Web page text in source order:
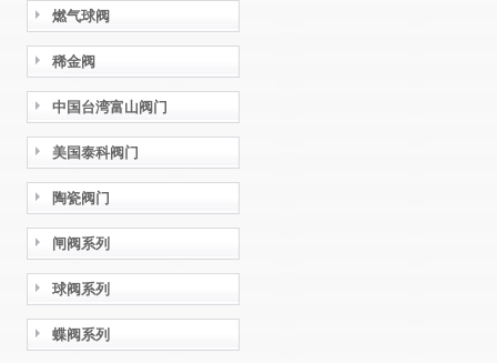
燃气球阀
稀金阀
中国台湾富山阀门
美国泰科阀门
陶瓷阀门
闸阀系列
球阀系列
蝶阀系列